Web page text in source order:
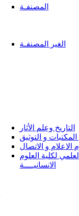
المصنفـة
الغير المصنفـة
التاريخ وعلم الأثار
و التوثيق
الاعلام و الاتصال
لكلية العلوم
الانسانيــــة